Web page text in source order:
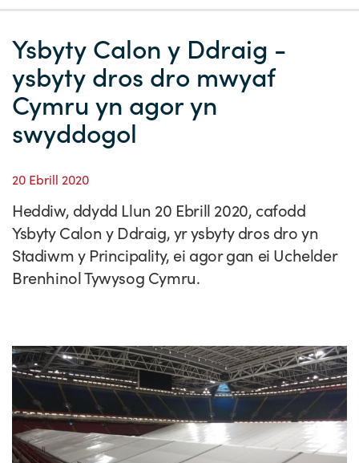
Croeso
Ein effaith
Ein pobl
Tystebau
Ymuno â'n tîm
Ein cymorth
Datblygu economaidd
Cefnogaeth cyllido
Partneriaethau
Adnoddau
Cyfeiriadur Cyllido
Cylchlythyrau sector
Adroddiadau ar Wybodaeth y Sector
Straeon Llwydiant
Astudiaethau Achos Ysgrifenedig
Fideos Astudiaethau Achos
Ein cylchlythyr
Cyflwyno astudiaeth achos
Cyflwyno stori newyddion
Newyddion
Blogiau
Ysbyty Calon y Ddraig -
ysbyty dros dro mwyaf
Cymru yn agor yn
swyddogol
20 Ebrill 2020
Heddiw, ddydd Llun 20 Ebrill 2020, cafodd
Ysbyty Calon y Ddraig, yr ysbyty dros dro yn
Stadiwm y Principality, ei agor gan ei Uchelder
Brenhinol Tywysog Cymru.